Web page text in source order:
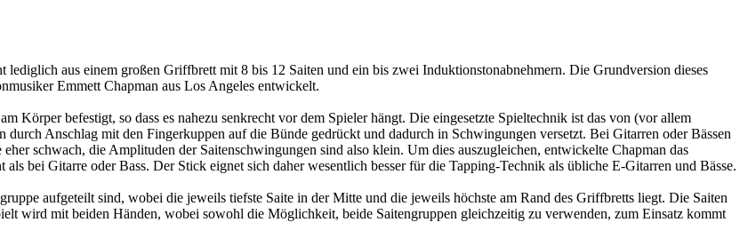
lediglich aus einem großen Griffbrett mit 8 bis 12 Saiten und ein bis zwei Induktionstonabnehmern. Die Grundversion dieses
Emmett Chapman aus Los Angeles entwickelt.
Körper befestigt, so dass es nahezu senkrecht vor dem Spieler hängt. Die eingesetzte Spieltechnik ist das von (vor allem
Anschlag mit den Fingerkuppen auf die Bünde gedrückt und dadurch in Schwingungen versetzt. Bei Gitarren oder Bässen
schwach, die Amplituden der Saitenschwingungen sind also klein. Um dies auszugleichen, entwickelte Chapman das
bei Gitarre oder Bass. Der Stick eignet sich daher wesentlich besser für die Tapping-Technik als übliche E-Gitarren und Bässe.
aufgeteilt sind, wobei die jeweils tiefste Saite in der Mitte und die jeweils höchste am Rand des Griffbretts liegt. Die Saiten
wird mit beiden Händen, wobei sowohl die Möglichkeit, beide Saitengruppen gleichzeitig zu verwenden, zum Einsatz kommt